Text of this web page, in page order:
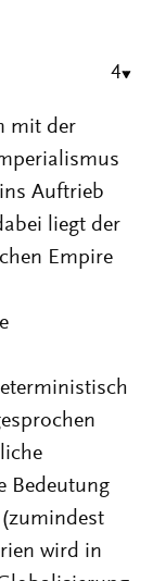
4
mit der
Auftrieb
liegt der
Empire
Bedeutung
wird in